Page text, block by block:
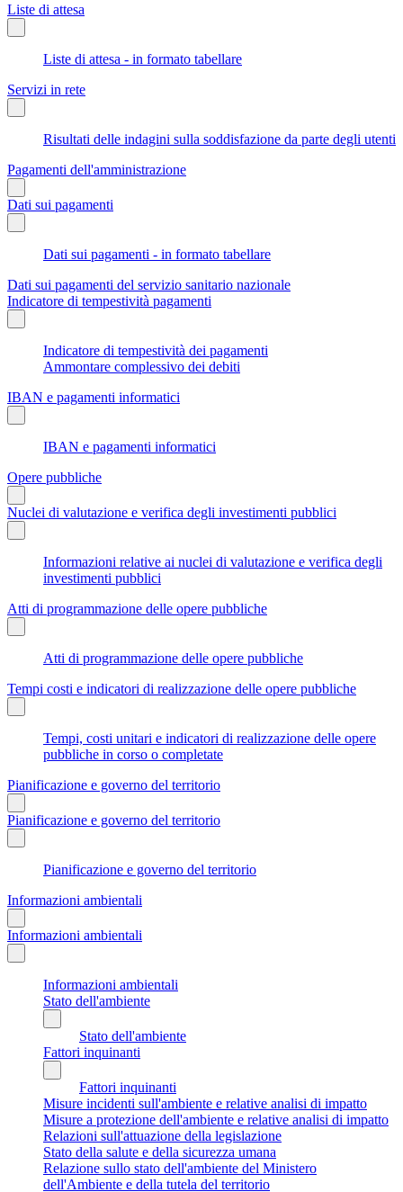
Liste di attesa
Liste di attesa - in formato tabellare
Servizi in rete
Risultati delle indagini sulla soddisfazione da parte degli utenti
Pagamenti dell'amministrazione
Dati sui pagamenti
Dati sui pagamenti - in formato tabellare
Dati sui pagamenti del servizio sanitario nazionale
Indicatore di tempestività pagamenti
Indicatore di tempestività dei pagamenti
Ammontare complessivo dei debiti
IBAN e pagamenti informatici
IBAN e pagamenti informatici
Opere pubbliche
Nuclei di valutazione e verifica degli investimenti pubblici
Informazioni relative ai nuclei di valutazione e verifica degli
investimenti pubblici
Atti di programmazione delle opere pubbliche
Atti di programmazione delle opere pubbliche
Tempi costi e indicatori di realizzazione delle opere pubbliche
Tempi, costi unitari e indicatori di realizzazione delle opere
pubbliche in corso o completate
Pianificazione e governo del territorio
Pianificazione e governo del territorio
Pianificazione e governo del territorio
Informazioni ambientali
Informazioni ambientali
Informazioni ambientali
Stato dell'ambiente
Stato dell'ambiente
Fattori inquinanti
Fattori inquinanti
Misure incidenti sull'ambiente e relative analisi di impatto
Misure a protezione dell'ambiente e relative analisi di impatto
Relazioni sull'attuazione della legislazione
Stato della salute e della sicurezza umana
Relazione sullo stato dell'ambiente del Ministero
dell'Ambiente e della tutela del territorio